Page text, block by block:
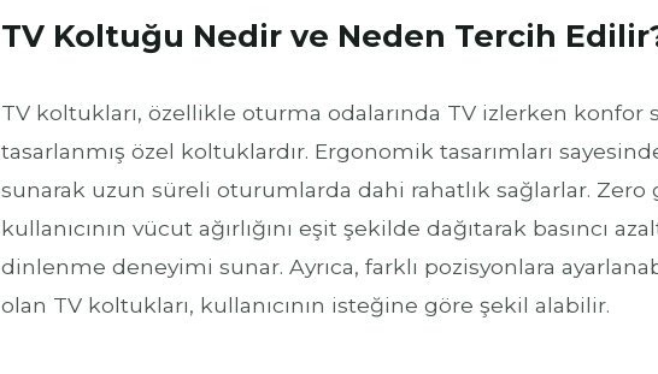
TV Koltuğu Nedir ve Neden Tercih
TV koltukları, özellikle oturma odalarında TV izlerken konfor
tasarlanmış özel koltuklardır. Ergonomik tasarımları
sunarak uzun süreli oturumlarda dahi rahatlık sağlarlar. Zero
kullanıcının vücut ağırlığını eşit şekilde dağıtarak basıncı
dinlenme deneyimi sunar. Ayrıca, farklı pozisyonlara
olan TV koltukları, kullanıcının isteğine göre şekil alabilir.